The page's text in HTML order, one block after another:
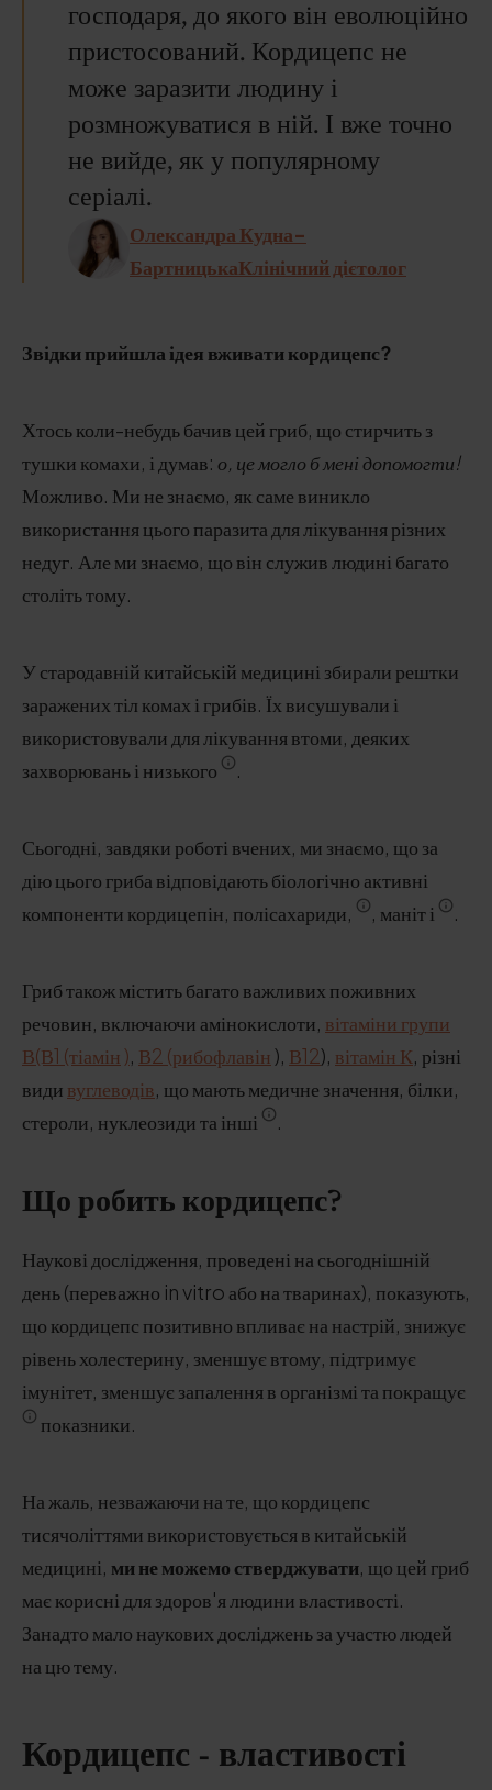
господаря, до якого він еволюційно
пристосований. Кордицепс не
може заразити людину і
розмножуватися в ній. І вже точно
не вийде, як у популярному
серіалі.
Олександра Кудна-
БартницькаКлінічний дієтолог
Звідки прийшла ідея вживати кордицепс?
Хтось коли-небудь бачив цей гриб, що стирчить з
тушки комахи, і думав: о, це могло б мені допомогти!
Можливо. Ми не знаємо, як саме виникло
використання цього паразита для лікування різних
недуг. Але ми знаємо, що він служив людині багато
століть тому.
У стародавній китайській медицині збирали рештки
заражених тіл комах і грибів. Їх висушували і
використовували для лікування втоми, деяких
захворювань і низького
.
Сьогодні, завдяки роботі вчених, ми знаємо, що за
дію цього гриба відповідають біологічно активні
компоненти кордицепін, полісахариди,
, маніт і .
Гриб також містить багато важливих поживних
речовин, включаючи амінокислоти, вітаміни групи
В(В1 (тіамін), В2 (рибофлавін), В12), вітамін К, різні
види вуглеводів, що мають медичне значення, білки,
стероли, нуклеозиди та інші
.
Що робить кордицепс?
Наукові дослідження, проведені на сьогоднішній
день (переважно in vitro або на тваринах), показують,
що кордицепс позитивно впливає на настрій, знижує
рівень холестерину, зменшує втому, підтримує
імунітет, зменшує запалення в організмі та покращує
показники.
На жаль, незважаючи на те, що кордицепс
тисячоліттями використовується в китайській
медицині, ми не можемо стверджувати, що цей гриб
має корисні для здоров'я людини властивості.
Занадто мало наукових досліджень за участю людей
на цю тему.
Кордицепс - властивості